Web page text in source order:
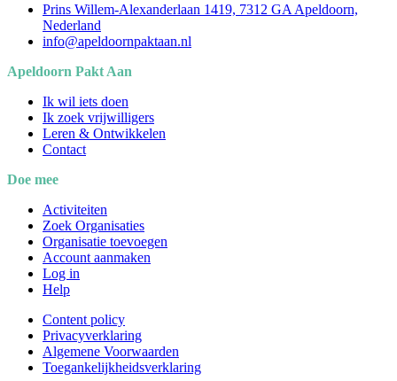
Prins Willem-Alexanderlaan 1419, 7312 GA Apeldoorn,
Nederland
info@apeldoornpaktaan.nl
Apeldoorn Pakt Aan
Ik wil iets doen
Ik zoek vrijwilligers
Leren & Ontwikkelen
Contact
Doe mee
Activiteiten
Zoek Organisaties
Organisatie toevoegen
Account aanmaken
Log in
Help
Content policy
Privacyverklaring
Algemene Voorwaarden
Toegankelijkheidsverklaring